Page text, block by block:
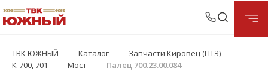
ТВК ЮЖНЫЙ Каталог
Запчасти Кировец (ПТЗ)
К-700, 701
Мост Палец 700.23.00.084